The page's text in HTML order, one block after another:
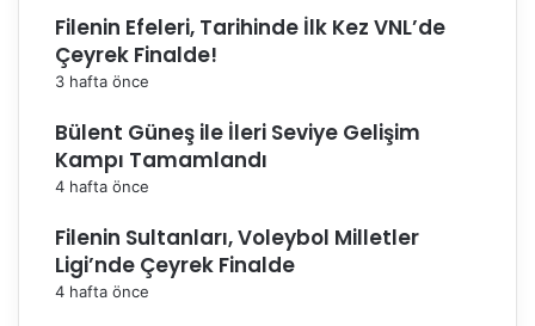
Filenin Efeleri, Tarihinde İlk Kez VNL’de
Çeyrek Finalde!
3 hafta önce
Bülent Güneş ile İleri Seviye Gelişim
Kampı Tamamlandı
4 hafta önce
Filenin Sultanları, Voleybol Milletler
Ligi’nde Çeyrek Finalde
4 hafta önce